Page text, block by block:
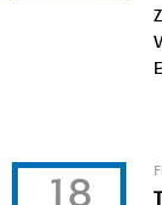
18